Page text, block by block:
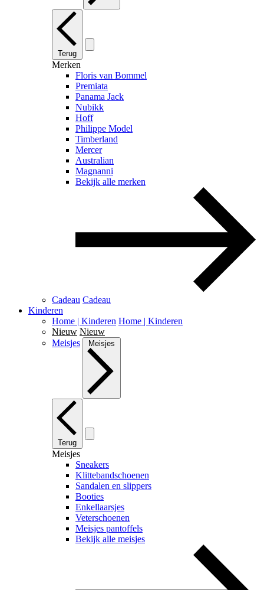
Terug
Merken
Floris van Bommel
Premiata
Panama Jack
Nubikk
Hoff
Philippe Model
Timberland
Mercer
Australian
Magnanni
Bekijk alle merken
Cadeau Cadeau
Kinderen
Home | Kinderen Home | Kinderen
Nieuw Nieuw
Meisjes
Meisjes
Terug
Meisjes
Sneakers
Klittebandschoenen
Sandalen en slippers
Booties
Enkellaarsjes
Veterschoenen
Meisjes pantoffels
Bekijk alle meisjes